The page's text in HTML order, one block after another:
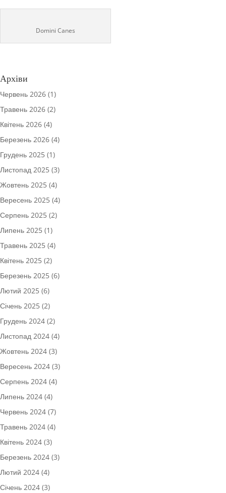
Domini Canes
Архіви
Червень 2026 (1)
Травень 2026 (2)
Квітень 2026 (4)
Березень 2026 (4)
Грудень 2025 (1)
Листопад 2025 (3)
Жовтень 2025 (4)
Вересень 2025 (4)
Серпень 2025 (2)
Липень 2025 (1)
Травень 2025 (4)
Квітень 2025 (2)
Березень 2025 (6)
Лютий 2025 (6)
Січень 2025 (2)
Грудень 2024 (2)
Листопад 2024 (4)
Жовтень 2024 (3)
Вересень 2024 (3)
Серпень 2024 (4)
Липень 2024 (4)
Червень 2024 (7)
Травень 2024 (4)
Квітень 2024 (3)
Березень 2024 (3)
Лютий 2024 (4)
Січень 2024 (3)